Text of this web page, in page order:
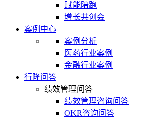
赋能陪跑
增长共创会
案例中心
案例分析
医药行业案例
金融行业案例
行隆问答
绩效管理问答
绩效管理咨询问答
OKR咨询问答